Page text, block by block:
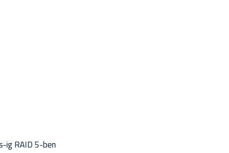
ig RAID 5-ben